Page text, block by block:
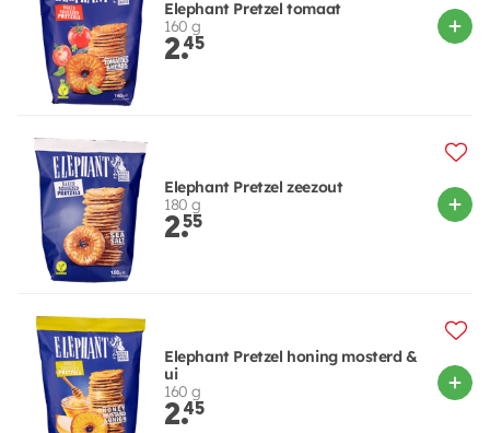
Elephant Pretzel tomaat
160 g
2.45
Elephant Pretzel zeezout
180 g
2.55
Elephant Pretzel honing mosterd &
ui
160 g
2.45